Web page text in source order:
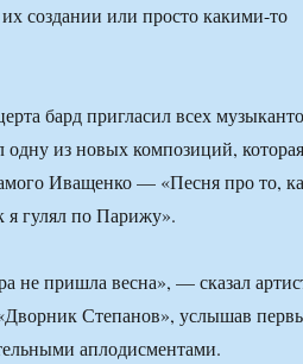
создании или просто какими-то
бард пригласил всех
одну из новых композиций, которая
Иващенко — «Песня про то,
я гулял по Парижу».
не пришла весна», — сказал
Степанов», услышав
аплодисментами.